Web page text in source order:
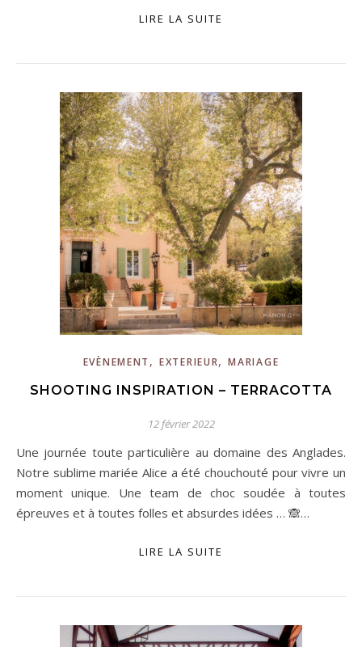
LIRE LA SUITE
EVÈNEMENT ,EXTERIEUR,MARIAGE
SHOOTING INSPIRATION – TERRACOTTA
12 février 2022
Une journée toute particulière au domaine des Anglades.
Notre sublime mariée Alice a été chouchouté pour vivre un
moment unique. Une team de choc soudée à toutes
épreuves et à toutes folles et absurdes idées … 🙈…
LIRE LA SUITE